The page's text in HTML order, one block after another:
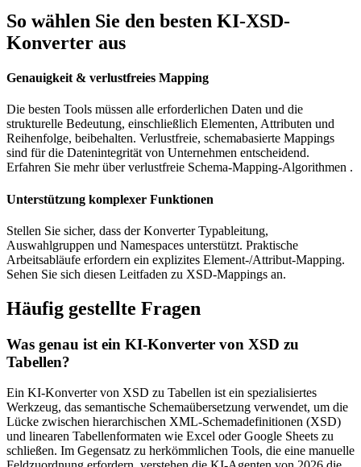
So wählen Sie den besten KI-XSD-
Konverter aus
Genauigkeit & verlustfreies Mapping
Die besten Tools müssen alle erforderlichen Daten und die
strukturelle Bedeutung, einschließlich Elementen, Attributen und
Reihenfolge, beibehalten. Verlustfreie, schemabasierte Mappings
sind für die Datenintegrität von Unternehmen entscheidend.
Erfahren Sie mehr über verlustfreie Schema-Mapping-Algorithmen .
Unterstützung komplexer Funktionen
Stellen Sie sicher, dass der Konverter Typableitung,
Auswahlgruppen und Namespaces unterstützt. Praktische
Arbeitsabläufe erfordern ein explizites Element-/Attribut-Mapping.
Sehen Sie sich diesen Leitfaden zu XSD-Mappings an.
Häufig gestellte Fragen
Was genau ist ein KI-Konverter von XSD zu
Tabellen?
Ein KI-Konverter von XSD zu Tabellen ist ein spezialisiertes
Werkzeug, das semantische Schemaübersetzung verwendet, um die
Lücke zwischen hierarchischen XML-Schemadefinitionen (XSD)
und linearen Tabellenformaten wie Excel oder Google Sheets zu
schließen. Im Gegensatz zu herkömmlichen Tools, die eine manuelle